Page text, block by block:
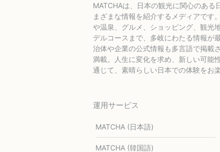
MATCHAは、日本の観光に関心のある
まざまな情報を紹介するメディアです
や温泉、グルメ、ショッピング、観光
デルコースまで、多岐にわたる情報が
治体や企業の公式情報も多言語で掲載
満載。人生に変化を求め、新しい可能
通じて、素晴らしい日本での体験をお
運用サービス
MATCHA (日本語)
MATCHA (韓国語)